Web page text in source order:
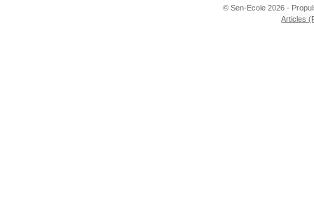
© Sen-Ecole 2026 -
Articles